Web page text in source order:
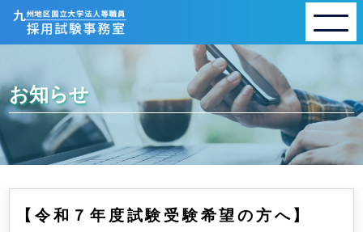
お知らせ
【令和７年度試験受験希望の方へ】